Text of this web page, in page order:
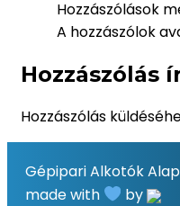
Hozzászólások
A hozzászólok
Hozzászólás
Hozzászólás
Gépipari Alkotók
made with
by